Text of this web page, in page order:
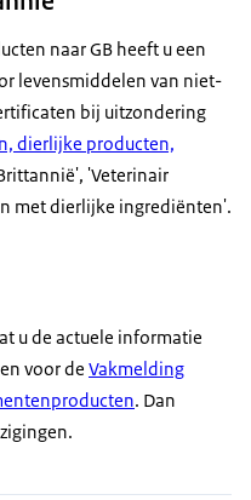
naar GB heeft u een
levensmiddelen van niet-
bij uitzondering
dierlijke producten,
'Veterinair
met dierlijke ingrediënten'.
u de actuele informatie
voor de Vakmelding
. Dan